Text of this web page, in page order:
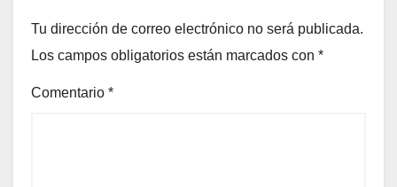
Tu dirección de correo electrónico no será publicada.
Los campos obligatorios están marcados con *
Comentario *